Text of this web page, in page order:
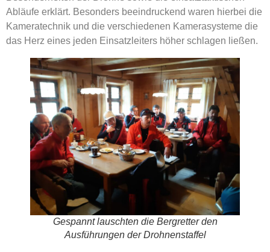
Abläufe erklärt. Besonders beeindruckend waren hierbei die
Kameratechnik und die verschiedenen Kamerasysteme die
das Herz eines jeden Einsatzleiters höher schlagen ließen.
Gespannt lauschten die Bergretter den
Ausführungen der Drohnenstaffel